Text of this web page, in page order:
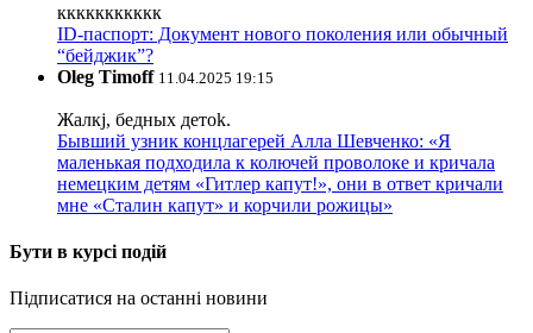
ккккккккккк
ID-паспорт: Документ нового поколения или обычный
“бейджик”?
Oleg Timoff 11.04.2025 19:15
Жалкj, бедных детok.
Бывший узник концлагерей Алла Шевченко: «Я
маленькая подходила к колючей проволоке и кричала
немецким детям «Гитлер капут!», они в ответ кричали
мне «Сталин капут» и корчили рожицы»
Бути в курсі подій
Підписатися на останні новини